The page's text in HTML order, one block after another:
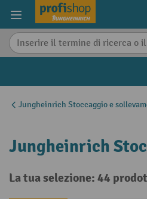
content
Jungheinrich Stoccaggio e
Jungheinrich
La tua selezione: 44